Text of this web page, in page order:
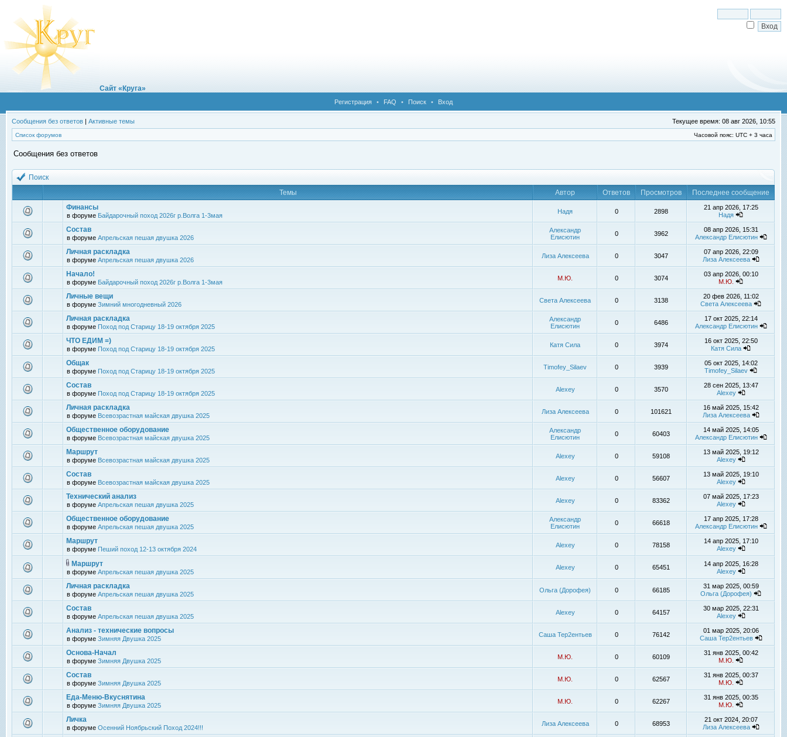
Сайт «Круга»
Регистрация • FAQ • Поиск • Вход
Сообщения без ответов | Активные темы Текущее время: 08 авг 2026, 10:55
Список форумов Часовой пояс: UTC + 3 часа
Сообщения без ответов
Поиск
Темы
Автор Ответов Просмотров
Последнее сообщение
Финансы
в форуме Байдарочный поход 2026г р.Волга 1-3мая
Надя 0 2898
21 апр 2026, 17:25
Надя
Состав
в форуме Апрельская пешая двушка 2026
Александр
Елисютин
0 3962
08 апр 2026, 15:31
Александр Елисютин
Личная раскладка
в форуме Апрельская пешая двушка 2026
Лиза Алексеева 0 3047
07 апр 2026, 22:09
Лиза Алексеева
Начало!
в форуме Байдарочный поход 2026г р.Волга 1-3мая
М.Ю. 0 3074
03 апр 2026, 00:10
М.Ю.
Личные вещи
в форуме Зимний многодневный 2026
Света Алексеева 0 3138
20 фев 2026, 11:02
Света Алексеева
Личная раскладка
в форуме Поход под Старицу 18-19 октября 2025
Александр
Елисютин
0 6486
17 окт 2025, 22:14
Александр Елисютин
ЧТО ЕДИМ =)
в форуме Поход под Старицу 18-19 октября 2025
Катя Сила 0 3974
16 окт 2025, 22:50
Катя Сила
Общак
в форуме Поход под Старицу 18-19 октября 2025
Timofey_Silaev 0 3939
05 окт 2025, 14:02
Timofey_Silaev
Состав
в форуме Поход под Старицу 18-19 октября 2025
Alexey 0 3570
28 сен 2025, 13:47
Alexey
Личная раскладка
в форуме Всевозрастная майская двушка 2025
Лиза Алексеева 0 101621
16 май 2025, 15:42
Лиза Алексеева
Общественное оборудование
в форуме Всевозрастная майская двушка 2025
Александр
Елисютин
0 60403
14 май 2025, 14:05
Александр Елисютин
Маршрут
в форуме Всевозрастная майская двушка 2025
Alexey 0 59108
13 май 2025, 19:12
Alexey
Состав
в форуме Всевозрастная майская двушка 2025
Alexey 0 56607
13 май 2025, 19:10
Alexey
Технический анализ
в форуме Апрельская пешая двушка 2025
Alexey 0 83362
07 май 2025, 17:23
Alexey
Общественное оборудование
в форуме Апрельская пешая двушка 2025
Александр
Елисютин
0 66618
17 апр 2025, 17:28
Александр Елисютин
Маршрут
в форуме Пеший поход 12-13 октября 2024
Alexey 0 78158
14 апр 2025, 17:10
Alexey
Маршрут
в форуме Апрельская пешая двушка 2025
Alexey 0 65451
14 апр 2025, 16:28
Alexey
Личная раскладка
в форуме Апрельская пешая двушка 2025
Ольга (Дорофея) 0 66185
31 мар 2025, 00:59
Ольга (Дорофея)
Состав
в форуме Апрельская пешая двушка 2025
Alexey 0 64157
30 мар 2025, 22:31
Alexey
Анализ - технические вопросы
в форуме Зимняя Двушка 2025
Саша Тер2ентьев 0 76142
01 мар 2025, 20:06
Саша Тер2ентьев
Основа-Начал
в форуме Зимняя Двушка 2025
М.Ю. 0 60109
31 янв 2025, 00:42
М.Ю.
Состав
в форуме Зимняя Двушка 2025
М.Ю. 0 62567
31 янв 2025, 00:37
М.Ю.
Еда-Меню-Вкуснятина
в форуме Зимняя Двушка 2025
М.Ю. 0 62267
31 янв 2025, 00:35
М.Ю.
Личка
в форуме Осенний Ноябрьский Поход 2024!!!
Лиза Алексеева 0 68953
21 окт 2024, 20:07
Лиза Алексеева